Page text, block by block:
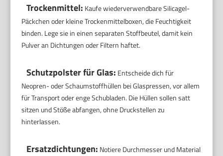
Trockenmittel: Kaufe wiederverwendbare Silicagel-
Päckchen oder kleine Trockenmittelboxen, die Feuchtigkeit
binden. Lege sie in einen separaten Stoffbeutel, damit kein
Pulver an Dichtungen oder Filtern haftet.
Schutzpolster für Glas: Entscheide dich für
Neopren- oder Schaumstoffhüllen bei Glaspressen, vor allem
für Transport oder enge Schubladen. Die Hüllen sollen satt
sitzen und Stöße abfangen, ohne Druckstellen zu
hinterlassen.
Ersatzdichtungen: Notiere Durchmesser und Material